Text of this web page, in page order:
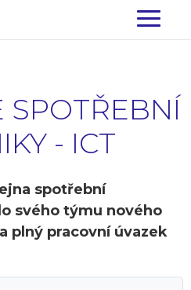
SPOTŘEBNÍ
- ICT
spotřební
svého týmu nového
plný pracovní úvazek